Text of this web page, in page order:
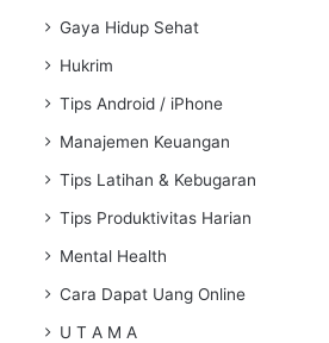
Gaya Hidup Sehat
Hukrim
Tips Android / iPhone
Manajemen Keuangan
Tips Latihan & Kebugaran
Tips Produktivitas Harian
Mental Health
Cara Dapat Uang Online
U T A M A